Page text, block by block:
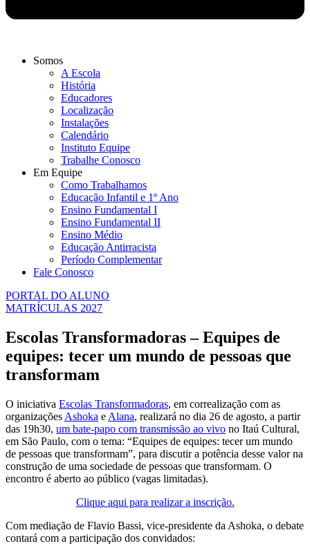
Somos
A Escola
História
Educadores
Localização
Instalações
Calendário
Instituto Equipe
Trabalhe Conosco
Em Equipe
Como Trabalhamos
Educação Infantil e 1º Ano
Ensino Fundamental I
Ensino Fundamental II
Ensino Médio
Educação Antirracista
Período Complementar
Fale Conosco
PORTAL DO ALUNO
MATRÍCULAS 2027
Escolas Transformadoras – Equipes de
equipes: tecer um mundo de pessoas que
transformam
O iniciativa Escolas Transformadoras, em correalização com as
organizações Ashoka e Alana, realizará no dia 26 de agosto, a partir
das 19h30, um bate-papo com transmissão ao vivo no Itaú Cultural,
em São Paulo, com o tema: “Equipes de equipes: tecer um mundo
de pessoas que transformam”, para discutir a potência desse valor na
construção de uma sociedade de pessoas que transformam. O
encontro é aberto ao público (vagas limitadas).
Clique aqui para realizar a inscrição.
Com mediação de Flavio Bassi, vice-presidente da Ashoka, o debate
contará com a participação dos convidados: